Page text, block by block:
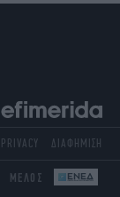
ΜΕΛΟΣ
PRIVACY ΔΙΑΦΗΜΙΣΗ